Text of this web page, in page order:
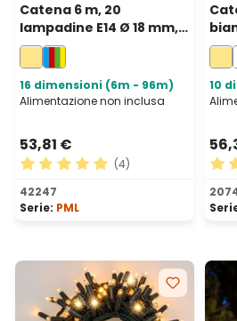
Catena 6 m, 20
lampadine E14 Ø 18 mm,
filament led bianco
caldo, prolungabile,
senza presa
16 dimensioni (6m - 96m)
Alimentazione non inclusa
53,81 €
Valutazione media di 5 su 5
(4)
42247
Serie: PML
10